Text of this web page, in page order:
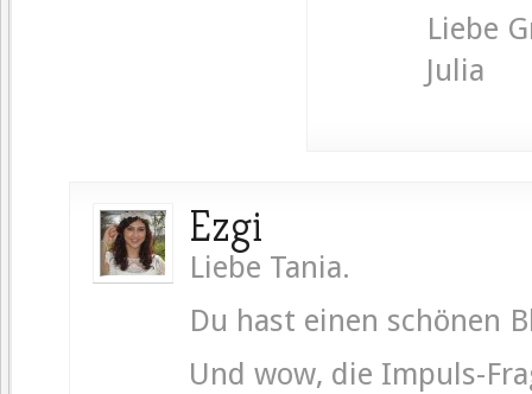
Liebe
Julia
Ezgi
Liebe Tania.
Du hast einen schönen
Und wow, die Impuls-